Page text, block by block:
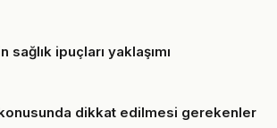
ipuçları yaklaşımı
dikkat edilmesi gerekenler